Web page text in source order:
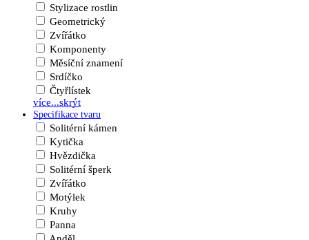
Stylizace rostlin
Geometrický
Zvířátko
Komponenty
Měsíční znamení
Srdíčko
Čtyřlístek
více...skrýt
Specifikace tvaru
Solitérní kámen
Kytička
Hvězdička
Solitérní šperk
Zvířátko
Motýlek
Kruhy
Panna